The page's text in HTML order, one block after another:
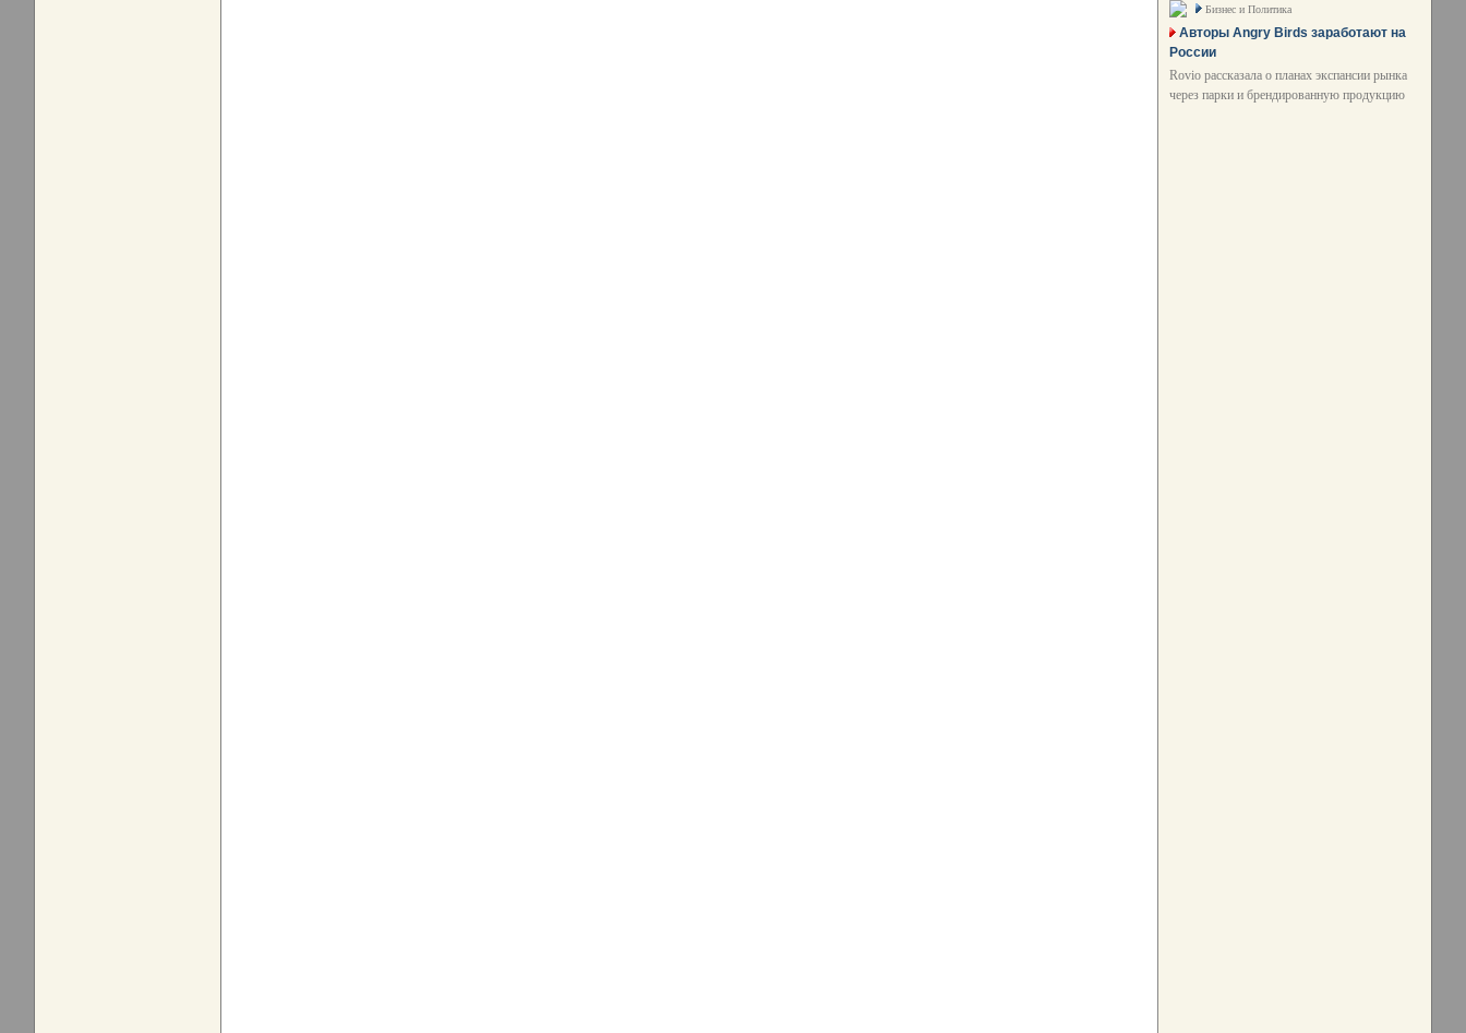
Бизнес и Политика
Авторы Angry Birds заработают на
России
Rovio рассказала о планах экспансии рынка
через парки и брендированную продукцию